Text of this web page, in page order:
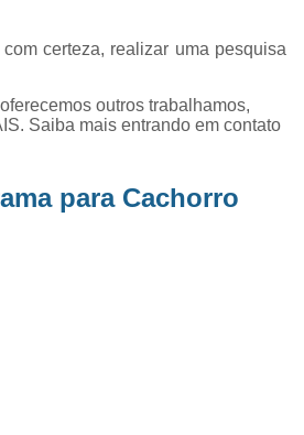
Exame de Ultrassom para
Exames Laboratoriais em Animais
Exames Laboratoriais para
Exames Laboratoriais Veterinários
certeza, realizar uma pesquisa
outros trabalhamos,
Saiba mais entrando em contato
para Cachorro